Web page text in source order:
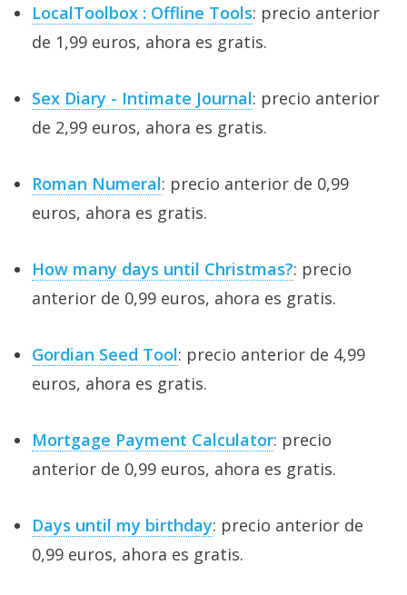
LocalToolbox : Offline Tools: precio anterior
de 1,99 euros, ahora es gratis.
Sex Diary - Intimate Journal: precio anterior
de 2,99 euros, ahora es gratis.
Roman Numeral: precio anterior de 0,99
euros, ahora es gratis.
How many days until Christmas?: precio
anterior de 0,99 euros, ahora es gratis.
Gordian Seed Tool: precio anterior de 4,99
euros, ahora es gratis.
Mortgage Payment Calculator: precio
anterior de 0,99 euros, ahora es gratis.
Days until my birthday: precio anterior de
0,99 euros, ahora es gratis.